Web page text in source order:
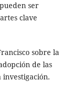
ser
clave
sobre la
de las
investigación.